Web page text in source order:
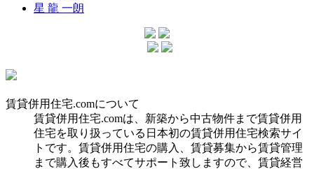
星 龍 一朗
賃貸併用住宅.comについて
賃貸併用住宅.comは、新築から中古物件まで賃貸併用
住宅を取り扱っている日本初の賃貸併用住宅検索サイ
トです。賃貸併用住宅の購入、賃貸募集から賃貸管理
まで購入後もすべてサポート致しますので、賃貸経営